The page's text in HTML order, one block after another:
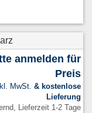
anmelden für
Preis
MwSt. & kostenlose
Lieferung
Lieferzeit 1-2 Tage